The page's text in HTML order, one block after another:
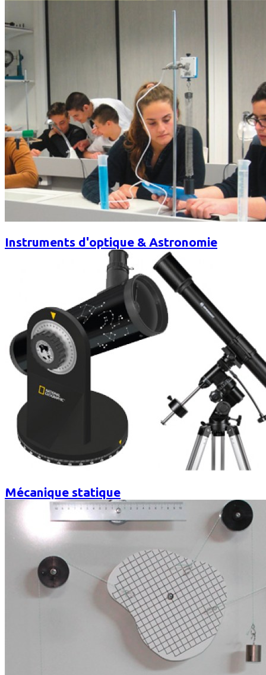
Instruments d'optique & Astronomie
Mécanique statique